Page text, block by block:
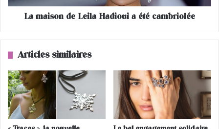
e
t
J
a
y
Z
d
l
H
a
d
i
o
La maison de Leila Hadioui a été cambriolée
Articles similaires